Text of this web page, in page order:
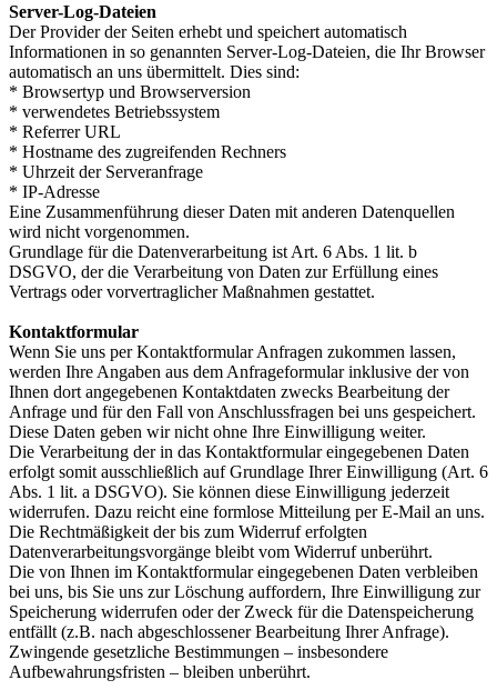
Server-Log-Dateien
Der Provider der Seiten erhebt und speichert automatisch
Informationen in so genannten Server-Log-Dateien, die Ihr Browser
automatisch an uns übermittelt. Dies sind:
* Browsertyp und Browserversion
* verwendetes Betriebssystem
* Referrer URL
* Hostname des zugreifenden Rechners
* Uhrzeit der Serveranfrage
* IP-Adresse
Eine Zusammenführung dieser Daten mit anderen Datenquellen
wird nicht vorgenommen.
Grundlage für die Datenverarbeitung ist Art. 6 Abs. 1 lit. b
DSGVO, der die Verarbeitung von Daten zur Erfüllung eines
Vertrags oder vorvertraglicher Maßnahmen gestattet.
Kontaktformular
Wenn Sie uns per Kontaktformular Anfragen zukommen lassen,
werden Ihre Angaben aus dem Anfrageformular inklusive der von
Ihnen dort angegebenen Kontaktdaten zwecks Bearbeitung der
Anfrage und für den Fall von Anschlussfragen bei uns gespeichert.
Diese Daten geben wir nicht ohne Ihre Einwilligung weiter.
Die Verarbeitung der in das Kontaktformular eingegebenen Daten
erfolgt somit ausschließlich auf Grundlage Ihrer Einwilligung (Art. 6
Abs. 1 lit. a DSGVO). Sie können diese Einwilligung jederzeit
widerrufen. Dazu reicht eine formlose Mitteilung per E-Mail an uns.
Die Rechtmäßigkeit der bis zum Widerruf erfolgten
Datenverarbeitungsvorgänge bleibt vom Widerruf unberührt.
Die von Ihnen im Kontaktformular eingegebenen Daten verbleiben
bei uns, bis Sie uns zur Löschung auffordern, Ihre Einwilligung zur
Speicherung widerrufen oder der Zweck für die Datenspeicherung
entfällt (z.B. nach abgeschlossener Bearbeitung Ihrer Anfrage).
Zwingende gesetzliche Bestimmungen – insbesondere
Aufbewahrungsfristen – bleiben unberührt.